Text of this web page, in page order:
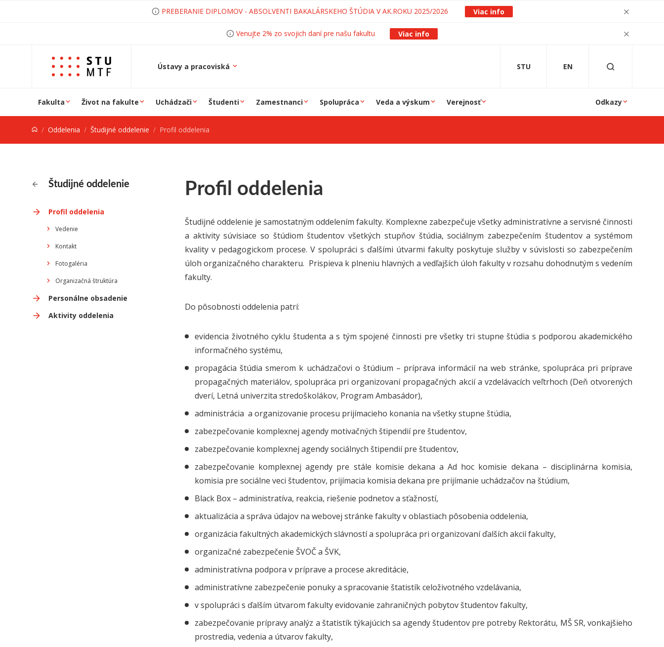
PREBERANIE DIPLOMOV - ABSOLVENTI BAKALÁRSKEHO ŠTÚDIA V AK.ROKU 2025/2026 Viac info
Venujte 2% zo svojich daní pre našu fakultu Viac info
Ústavy a pracoviská STU EN
Fakulta Život na fakulte Uchádzači Študenti Zamestnanci Spolupráca Veda a výskum Verejnosť Odkazy
Oddelenia Študijné oddelenie Profil oddelenia
Študijné oddelenie
Profil oddelenia
Vedenie
Kontakt
Fotogaléria
Organizačná štruktúra
Personálne obsadenie
Aktivity oddelenia
Profil oddelenia
Študijné oddelenie je samostatným oddelením fakulty. Komplexne zabezpečuje všetky administratívne a servisné činnosti
a aktivity súvisiace so štúdiom študentov všetkých stupňov štúdia, sociálnym zabezpečením študentov a systémom
kvality v pedagogickom procese. V spolupráci s ďalšími útvarmi fakulty poskytuje služby v súvislosti so zabezpečením
úloh organizačného charakteru. Prispieva k plneniu hlavných a vedľajších úloh fakulty v rozsahu dohodnutým s vedením
fakulty.
Do pôsobnosti oddelenia patrí:
evidencia životného cyklu študenta a s tým spojené činnosti pre všetky tri stupne štúdia s podporou akademického
informačného systému,
propagácia štúdia smerom k uchádzačovi o štúdium – príprava informácií na web stránke, spolupráca pri príprave
propagačných materiálov, spolupráca pri organizovaní propagačných akcií a vzdelávacích veľtrhoch (Deň otvorených
dverí, Letná univerzita stredoškolákov, Program Ambasádor),
administrácia a organizovanie procesu prijímacieho konania na všetky stupne štúdia,
zabezpečovanie komplexnej agendy motivačných štipendií pre študentov,
zabezpečovanie komplexnej agendy sociálnych štipendií pre študentov,
zabezpečovanie komplexnej agendy pre stále komisie dekana a Ad hoc komisie dekana – disciplinárna komisia,
komisia pre sociálne veci študentov, prijímacia komisia dekana pre prijímanie uchádzačov na štúdium,
Black Box – administratíva, reakcia, riešenie podnetov a sťažností,
aktualizácia a správa údajov na webovej stránke fakulty v oblastiach pôsobenia oddelenia,
organizácia fakultných akademických slávností a spolupráca pri organizovaní ďalších akcií fakulty,
organizačné zabezpečenie ŠVOČ a ŠVK,
administratívna podpora v príprave a procese akreditácie,
administratívne zabezpečenie ponuky a spracovanie štatistík celoživotného vzdelávania,
v spolupráci s ďalším útvarom fakulty evidovanie zahraničných pobytov študentov fakulty,
zabezpečovanie prípravy analýz a štatistík týkajúcich sa agendy študentov pre potreby Rektorátu, MŠ SR, vonkajšieho
prostredia, vedenia a útvarov fakulty,